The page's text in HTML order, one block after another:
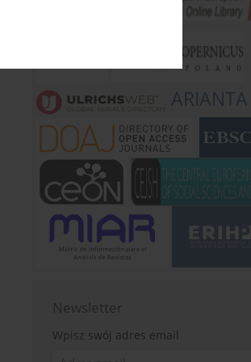
ARIANTA
Newsletter
Wpisz swój adres email